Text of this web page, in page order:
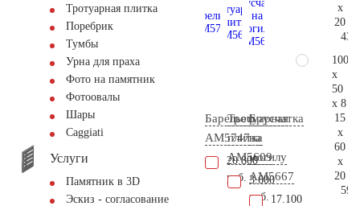
Тротуарная плитка
Поребрик
Тумбы
Урна для праха
Фото на памятник
Фотоовалы
Шары
Сaggiati
Услуги
Памятник в 3D
Эскиз - согласование
Барельеф
AM5747
20.800
руб.
Тротуарная
плитка
AM5609
3.600
руб.
Брусчатка
на
могилу
AM5667
17.100
x
20
100
x
50
x 8
15
x
60
x
20